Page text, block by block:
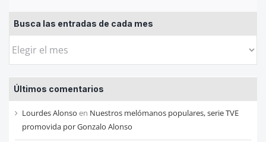
Busca las entradas de cada mes
Busca
entradas
de
cada
mes
Últimos comentarios
Lourdes Alonso en Nuestros melómanos populares, serie TVE
promovida por Gonzalo Alonso